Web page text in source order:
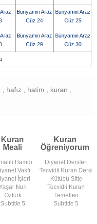
Bünyamin Araz
Cüz 24
Bünyamin Araz
Cüz 25
Bünyamin Araz
Cüz 29
Bünyamin Araz
Cüz 30
hafız , hatim , kuran ,
Kuran
Meali
Kuran
Öğreniyorum
Hamdi
Vakfı
İşleri
Nuri
Öztürk
Subtitle 5
Diyanet Dersleri
Tecvidli Kuran Dersi
Kütübü Sitte
Tecvidli Kuran
Temelleri
Subtitle 5